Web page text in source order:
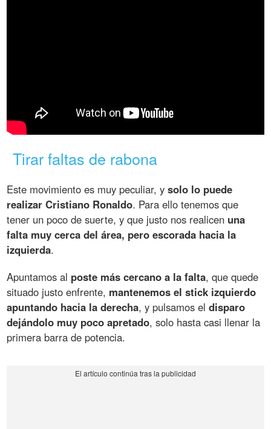
Tirar faltas de rabona
Este movimiento es muy peculiar, ysolo lo puede
realizar Cristiano Ronaldo. Para ello tenemos que
tener un poco de suerte, y que justo nos realicen una
falta muy cerca del área, pero escorada hacia la
izquierda.
Apuntamos al poste más cercano a la falta, que quede
situado justo enfrente, mantenemos el stick izquierdo
apuntando hacia la derecha, y pulsamos eldisparo
dejándolo muy poco apretado, solo hasta casi llenar la
primera barra de potencia.